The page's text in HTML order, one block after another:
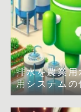
排水を農業用
用システム